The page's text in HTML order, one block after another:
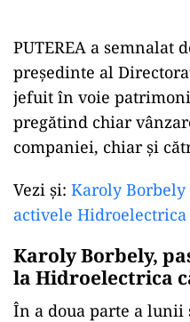
PUTEREA a semnalat
președinte al
jefuit în voie
pregătind chiar
companiei, chiar și
Vezi și: Karoly Borbely
activele
Karoly Borbely,
la Hidroelectrica
În a doua parte a lunii